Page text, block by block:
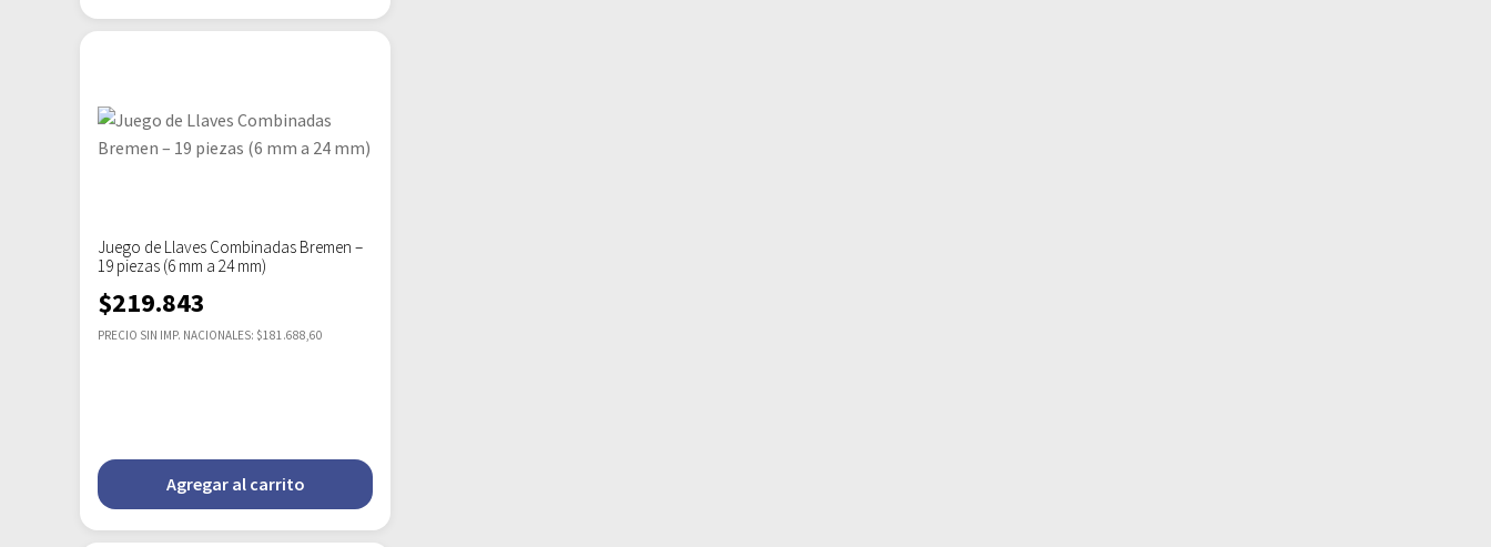
Juego de Llaves Combinadas Bremen –
19 piezas (6 mm a 24 mm)
$219.843
PRECIO SIN IMP. NACIONALES: $181.688,60
Agregar al carrito